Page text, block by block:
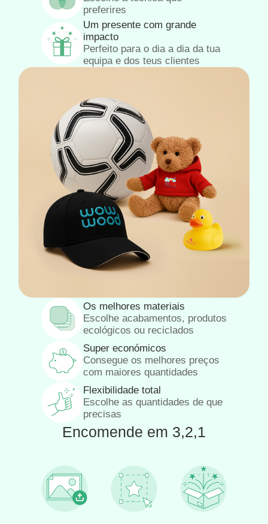
preferires
Um presente com grande
impacto
Perfeito para o dia a dia da tua
equipa e dos teus clientes
Os melhores materiais
Escolhe acabamentos, produtos
ecológicos ou reciclados
Super económicos
Consegue os melhores preços
com maiores quantidades
Flexibilidade total
Escolhe as quantidades de que
precisas
Encomende em 3,2,1